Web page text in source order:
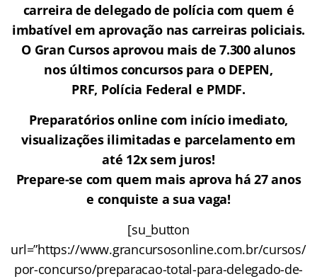
carreira de delegado de polícia com quem é
imbatível em aprovação nas carreiras policiais.
O Gran Cursos aprovou mais de 7.300 alunos
nos últimos concursos para o DEPEN,
PRF, Polícia Federal e PMDF.
Preparatórios online com início imediato,
visualizações ilimitadas e parcelamento em
até 12x sem juros!
Prepare-se com quem mais aprova há 27 anos
e conquiste a sua vaga!
[su_button
url=”https://www.grancursosonline.com.br/cursos/
por-concurso/preparacao-total-para-delegado-de-